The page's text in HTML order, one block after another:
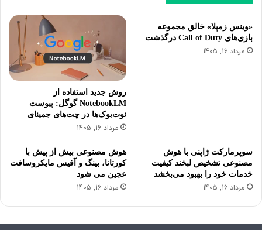
«وینس زمپلا» خالق مجموعه
بازی‌های Call of Duty درگذشت
مرداد 16, 1405
روش جدید استفاده از
NotebookLM گوگل: پیوست
نوت‌بوک‌ها در چت‌های جمینای
مرداد 16, 1405
سوپرمارکت ژاپنی با هوش
مصنوعی تشخیص لبخند کیفیت
خدمات خود را بهبود می‌بخشد
مرداد 16, 1405
هوش مصنوعی بیش از پیش با
کورتانا، بینگ و آفیس مایکروسافت
عجین می شود
مرداد 16, 1405